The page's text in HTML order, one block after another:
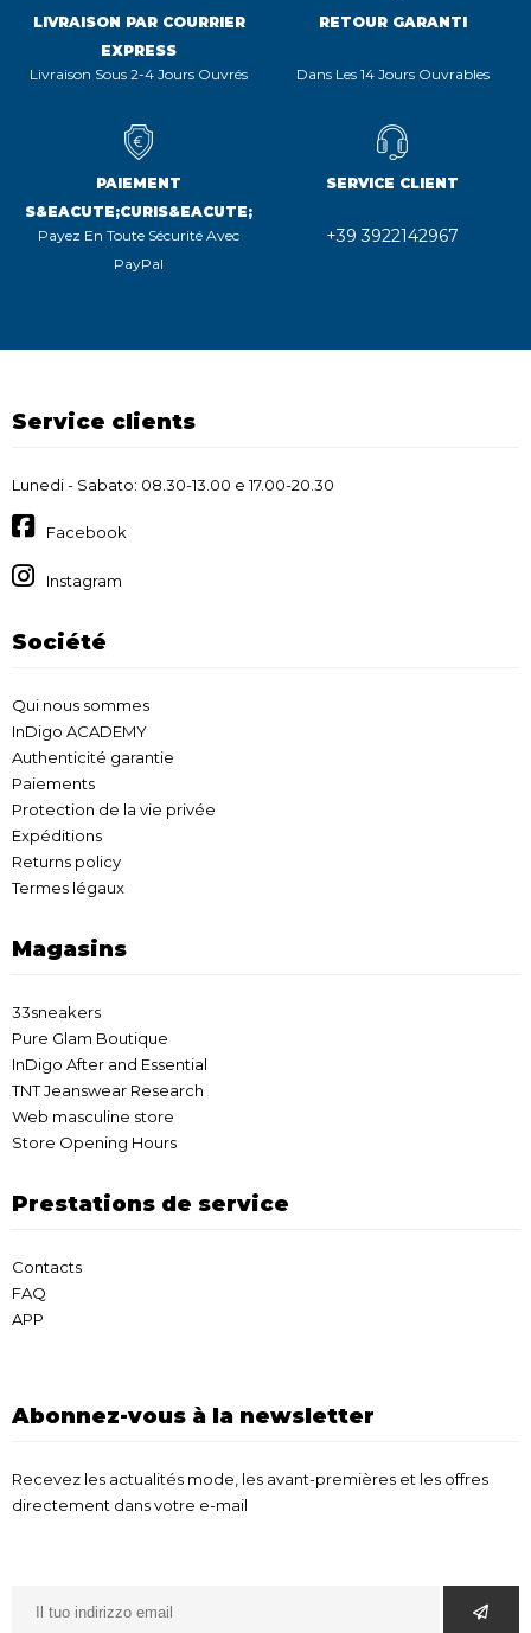
LIVRAISON PAR COURRIER
EXPRESS
Livraison Sous 2-4 Jours Ouvrés
RETOUR GARANTI
Dans Les 14 Jours Ouvrables
PAIEMENT
S&EACUTE;CURIS&EACUTE;
Payez En Toute Sécurité Avec
PayPal
SERVICE CLIENT
+39 3922142967
Service clients
Lunedi - Sabato: 08.30-13.00 e 17.00-20.30
Facebook
Instagram
Société
Qui nous sommes
InDigo ACADEMY
Authenticité garantie
Paiements
Protection de la vie privée
Expéditions
Returns policy
Termes légaux
Magasins
33sneakers
Pure Glam Boutique
InDigo After and Essential
TNT Jeanswear Research
Web masculine store
Store Opening Hours
Prestations de service
Contacts
FAQ
APP
Abonnez-vous à la newsletter
Recevez les actualités mode, les avant-premières et les offres
directement dans votre e-mail